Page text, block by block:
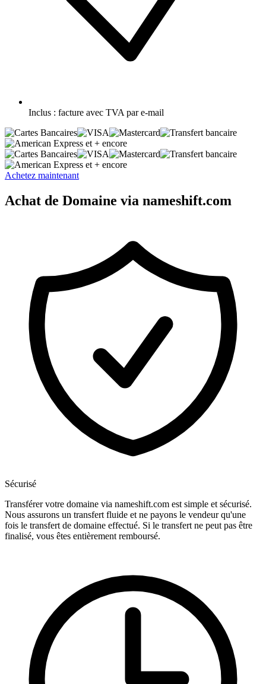
Inclus : facture avec TVA par e-mail
et + encore
et + encore
Achetez maintenant
Achat de Domaine via nameshift.com
Sécurisé
Transférer votre domaine via nameshift.com est simple et sécurisé.
Nous assurons un transfert fluide et ne payons le vendeur qu'une
fois le transfert de domaine effectué. Si le transfert ne peut pas être
finalisé, vous êtes entièrement remboursé.